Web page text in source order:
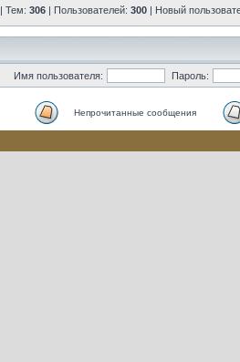
| Тем: 306 | Пользователей: 300 | Новый
Имя пользователя: Пароль:
Непрочитанные сообщения